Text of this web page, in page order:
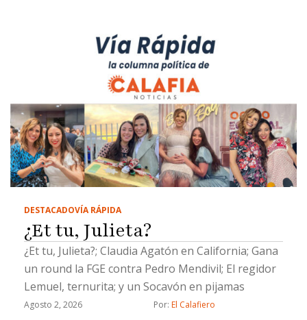
DESTACADOVÍA RÁPIDA
¿Et tu, Julieta?
¿Et tu, Julieta?; Claudia Agatón en California; Gana
un round la FGE contra Pedro Mendivil; El regidor
Lemuel, ternurita; y un Socavón en pijamas
Agosto 2, 2026 Por: El Calafiero